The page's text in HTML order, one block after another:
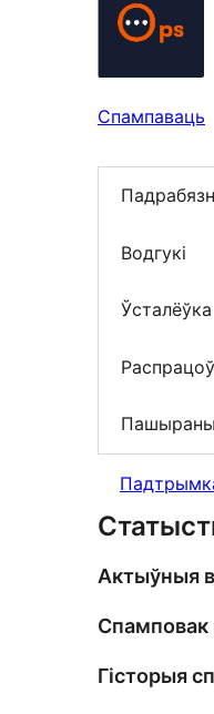
Спампаваць
Водгукі
Ўсталёўка
Актыўныя
Спамповак
Гісторыя